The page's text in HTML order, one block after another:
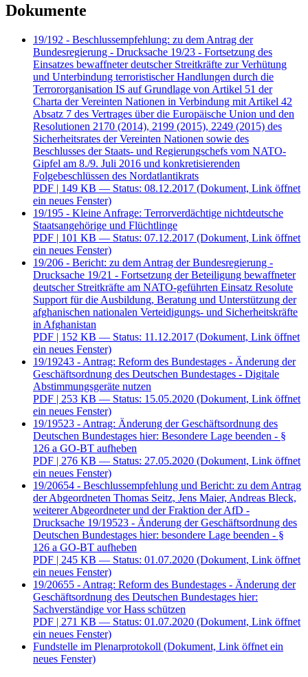
Dokumente
19/192 - Beschlussempfehlung: zu dem Antrag der
Bundesregierung - Drucksache 19/23 - Fortsetzung des
Einsatzes bewaffneter deutscher Streitkräfte zur Verhütung
und Unterbindung terroristischer Handlungen durch die
Terrororganisation IS auf Grundlage von Artikel 51 der
Charta der Vereinten Nationen in Verbindung mit Artikel 42
Absatz 7 des Vertrages über die Europäische Union und den
Resolutionen 2170 (2014), 2199 (2015), 2249 (2015) des
Sicherheitsrates der Vereinten Nationen sowie des
Beschlusses der Staats- und Regierungschefs vom NATO-
Gipfel am 8./9. Juli 2016 und konkretisierenden
Folgebeschlüssen des Nordatlantikrats
PDF | 149 KB — Status: 08.12.2017 (Dokument, Link öffnet
ein neues Fenster)
19/195 - Kleine Anfrage: Terrorverdächtige nichtdeutsche
Staatsangehörige und Flüchtlinge
PDF | 101 KB — Status: 07.12.2017 (Dokument, Link öffnet
ein neues Fenster)
19/206 - Bericht: zu dem Antrag der Bundesregierung -
Drucksache 19/21 - Fortsetzung der Beteiligung bewaffneter
deutscher Streitkräfte am NATO-geführten Einsatz Resolute
Support für die Ausbildung, Beratung und Unterstützung der
afghanischen nationalen Verteidigungs- und Sicherheitskräfte
in Afghanistan
PDF | 152 KB — Status: 11.12.2017 (Dokument, Link öffnet
ein neues Fenster)
19/19243 - Antrag: Reform des Bundestages - Änderung der
Geschäftsordnung des Deutschen Bundestages - Digitale
Abstimmungsgeräte nutzen
PDF | 253 KB — Status: 15.05.2020 (Dokument, Link öffnet
ein neues Fenster)
19/19523 - Antrag: Änderung der Geschäftsordnung des
Deutschen Bundestages hier: Besondere Lage beenden - §
126 a GO-BT aufheben
PDF | 276 KB — Status: 27.05.2020 (Dokument, Link öffnet
ein neues Fenster)
19/20654 - Beschlussempfehlung und Bericht: zu dem Antrag
der Abgeordneten Thomas Seitz, Jens Maier, Andreas Bleck,
weiterer Abgeordneter und der Fraktion der AfD -
Drucksache 19/19523 - Änderung der Geschäftsordnung des
Deutschen Bundestages hier: besondere Lage beenden - §
126 a GO-BT aufheben
PDF | 245 KB — Status: 01.07.2020 (Dokument, Link öffnet
ein neues Fenster)
19/20655 - Antrag: Reform des Bundestages - Änderung der
Geschäftsordnung des Deutschen Bundestages hier:
Sachverständige vor Hass schützen
PDF | 271 KB — Status: 01.07.2020 (Dokument, Link öffnet
ein neues Fenster)
Fundstelle im Plenarprotokoll (Dokument, Link öffnet ein
neues Fenster)